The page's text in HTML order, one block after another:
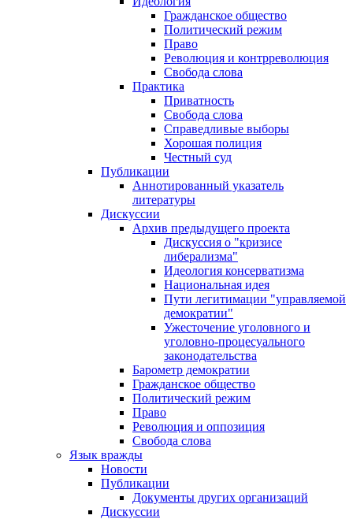
Гражданское общество
Политический режим
Право
Революция и контрреволюция
Свобода слова
Практика
Приватность
Свобода слова
Справедливые выборы
Хорошая полиция
Честный суд
Публикации
Аннотированный указатель
литературы
Дискуссии
Архив предыдущего проекта
Дискуссия о "кризисе
либерализма"
Идеология консерватизма
Национальная идея
Пути легитимации "управляемой
демократии"
Ужесточение уголовного и
уголовно-процесуального
законодательства
Барометр демократии
Гражданское общество
Политический режим
Право
Революция и оппозиция
Свобода слова
Язык вражды
Новости
Публикации
Документы других организаций
Дискуссии